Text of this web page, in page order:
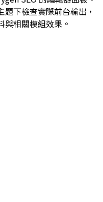
下檢查實際前台輸出，
相關模組效果。